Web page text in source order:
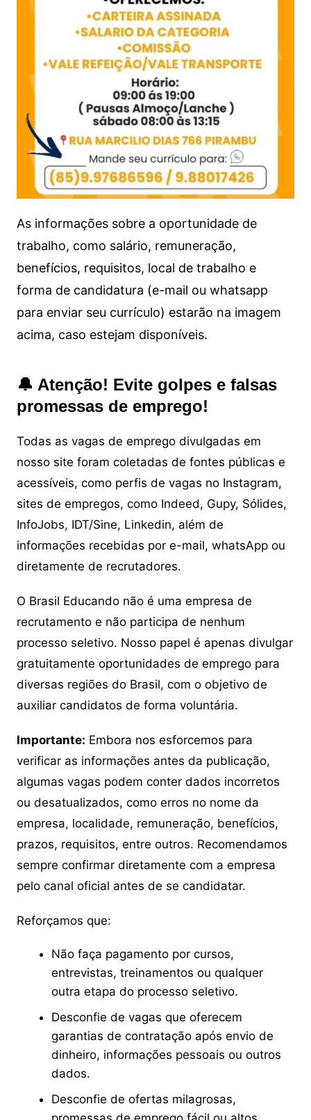
As informações sobre a oportunidade de
trabalho, como salário, remuneração,
benefícios, requisitos, local de trabalho e
forma de candidatura (e-mail ou whatsapp
para enviar seu currículo) estarão na imagem
acima, caso estejam disponíveis.
🔔 Atenção! Evite golpes e falsas
promessas de emprego!
Todas as vagas de emprego divulgadas em
nosso site foram coletadas de fontes públicas e
acessíveis, como perfis de vagas no Instagram,
sites de empregos, como Indeed, Gupy, Sólides,
InfoJobs, IDT/Sine, Linkedin, além de
informações recebidas por e-mail, whatsApp ou
diretamente de recrutadores.
O Brasil Educando não é uma empresa de
recrutamento e não participa de nenhum
processo seletivo. Nosso papel é apenas divulgar
gratuitamente oportunidades de emprego para
diversas regiões do Brasil, com o objetivo de
auxiliar candidatos de forma voluntária.
Importante: Embora nos esforcemos para
verificar as informações antes da publicação,
algumas vagas podem conter dados incorretos
ou desatualizados, como erros no nome da
empresa, localidade, remuneração, benefícios,
prazos, requisitos, entre outros. Recomendamos
sempre confirmar diretamente com a empresa
pelo canal oficial antes de se candidatar.
Reforçamos que:
Não faça pagamento por cursos,
entrevistas, treinamentos ou qualquer
outra etapa do processo seletivo.
Desconfie de vagas que oferecem
garantias de contratação após envio de
dinheiro, informações pessoais ou outros
dados.
Desconfie de ofertas milagrosas,